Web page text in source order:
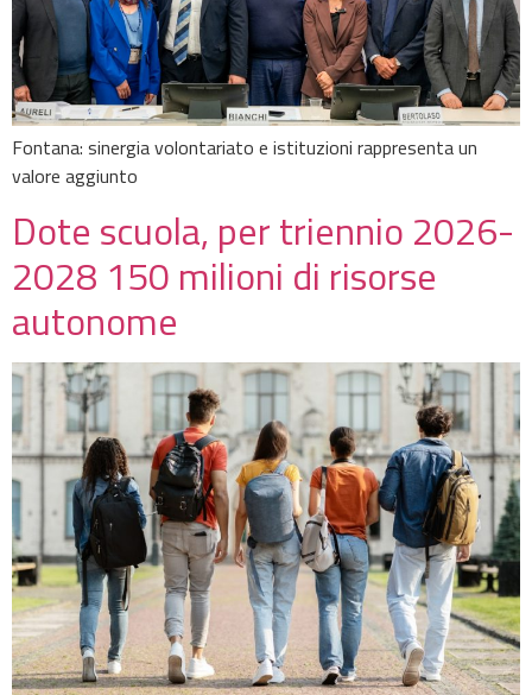
Fontana: sinergia volontariato e istituzioni rappresenta un
valore aggiunto
Dote scuola, per triennio 2026-
2028 150 milioni di risorse
autonome